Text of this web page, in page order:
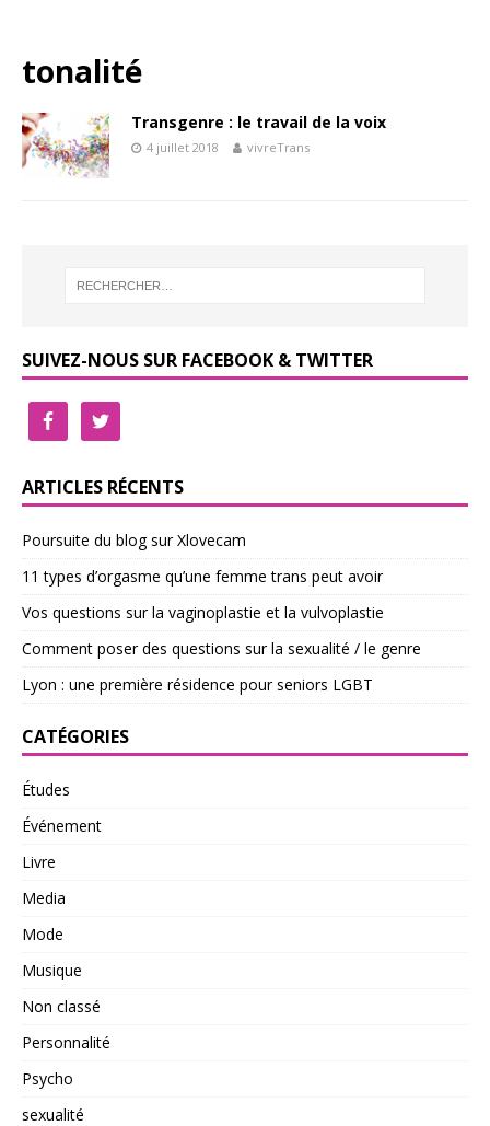
tonalité
Transgenre : le travail de la voix
4 juillet 2018 vivreTrans
SUIVEZ-NOUS SUR FACEBOOK & TWITTER
ARTICLES RÉCENTS
Poursuite du blog sur Xlovecam
11 types d’orgasme qu’une femme trans peut avoir
Vos questions sur la vaginoplastie et la vulvoplastie
Comment poser des questions sur la sexualité / le genre
Lyon : une première résidence pour seniors LGBT
CATÉGORIES
Études
Événement
Livre
Media
Mode
Musique
Non classé
Personnalité
Psycho
sexualité